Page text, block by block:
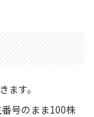
ます。
号のまま100株